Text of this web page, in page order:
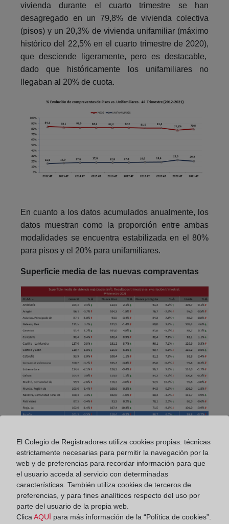
vivienda durante el cuarto trimestre se han
desagregado en un 79,8% de vivienda colectiva
(pisos) y un 20,3% de vivienda unifamiliar (máximo
histórico del 22,5% en el cuarto trimestre de 2020),
que desciende ligeramente, pero es destacable,
dado que históricamente los unifamiliares no
llegaban al 20% de cuota.
En cuanto a los datos acumulados anualmente, los
datos muestran como la proporción entre ambas
modalidades se encuentra estabilizada en el 80%
para pisos y el 20% para unifamiliares.
Superficie media de las nuevas compraventas
En el cuarto trimestre la superficie media fue de
101,5 m2, lo que supone una reducción del 0,5%,
frente al trimestre precedente. El máximo de la serie
histórica para el conjunto de vivienda se produjo en
el primer trimestre, cuando se alcanzaron los 102,9
m2.
El Colegio de Registradores utiliza cookies propias: técnicas
estrictamente necesarias para permitir la navegación por la
web y de preferencias para recordar información para que
el usuario acceda al servicio con determinadas
características. También utiliza cookies de terceros de
preferencias, y para fines analíticos respecto del uso por
parte del usuario de la propia web.
Clica AQUÍ para más información de la “Política de cookies”.